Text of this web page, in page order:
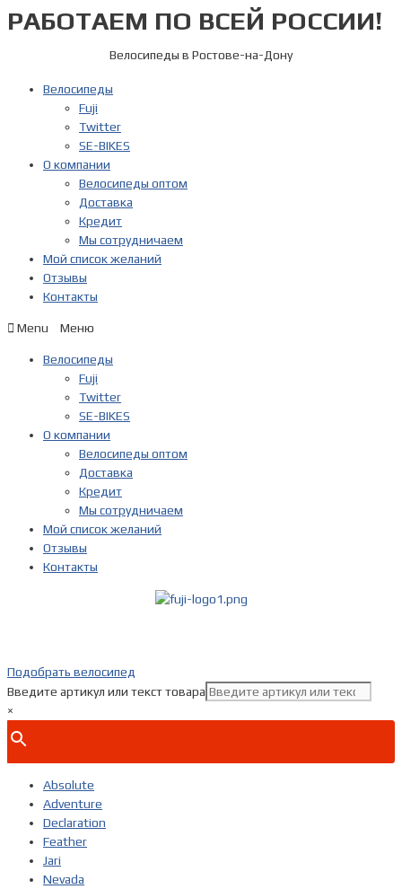
Перейти
кРАБОТАЕМ ПО ВСЕЙ РОССИИ!
Велосипеды в Ростове-на-Дону
Велосипеды
Fuji
Twitter
SE-BIKES
О компании
Велосипеды оптом
Доставка
Кредит
Мы сотрудничаем
Мой список желаний
Отзывы
Контакты
Menu
Велосипеды
Fuji
Twitter
SE-BIKES
О компании
Велосипеды оптом
Доставка
Кредит
Мы сотрудничаем
Мой список желаний
Отзывы
Контакты
Подобрать велосипед
Введите артикул или текст товара
×
Absolute
Adventure
Declaration
Feather
Jari
Nevada